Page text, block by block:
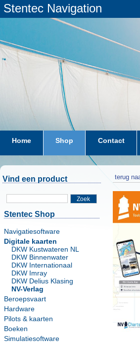
Stentec Navigation
Home Shop Contact
Vind een product
Zoek
Stentec Shop
Navigatiesoftware
Digitale kaarten
DKW Kustwateren NL
DKW Binnenwater
DKW Internationaal
DKW Imray
DKW Delius Klasing
NV-Verlag
Beroepsvaart
Hardware
Pilots & kaarten
Boeken
Simulatiesoftware
terug